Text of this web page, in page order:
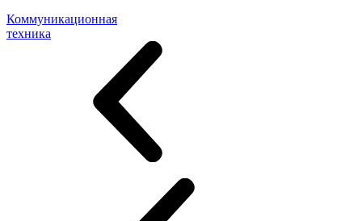
Коммуникационная
техника